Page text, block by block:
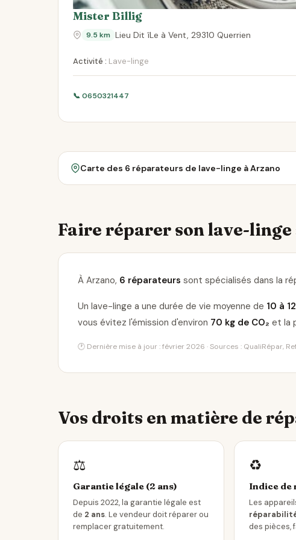
Mister Billig
9.5 km Lieu Dit îLe à Vent, 29310 Querrien
Activité : Lave-linge
📞 0650321447
Carte des 6 réparateurs de lave-linge à Arzano
Faire réparer son lave-
À Arzano, 6 réparateurs sont spécialisés dans la
Un lave-linge a une durée de vie moyenne de 10 à
vous évitez l'émission d'environ 70 kg de CO₂ et la
🕐 Dernière mise à jour : février 2026 · Sources : QualiRépar,
Vos droits en matière de
⚖️
Garantie légale (2 ans)
Depuis 2022, la garantie légale est
de 2 ans. Le vendeur doit réparer ou
remplacer gratuitement.
♻️
Indice
Les
des pièces,